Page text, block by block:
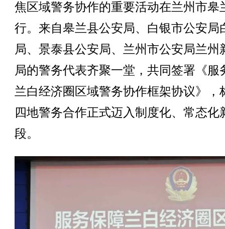
焦区域警务协作的重要活动在兰州市皋
行。来自皋兰县公安局、白银市公安局
局、景泰县公安局、兰州市公安局兰州
局的警务代表齐聚一堂，共同签署《服
兰白经济圈区域警务协作框架协议》，
四地警务合作正式迈入制度化、常态化
段。